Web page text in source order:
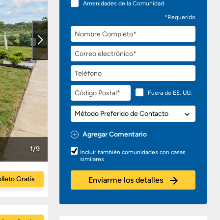
Amenidades de la Comunidad
*Requerido
Nombre
Completo
Correo
electrónico
Teléfono
Código
Postal
Fuera de EE. UU.
Método
Preferido
de
Contacto
Agregar Comentario
Preguntas
o
Comentarios
Incluir también comunidades con casas
similares
Enviarme los detalles
1/9
Gratis